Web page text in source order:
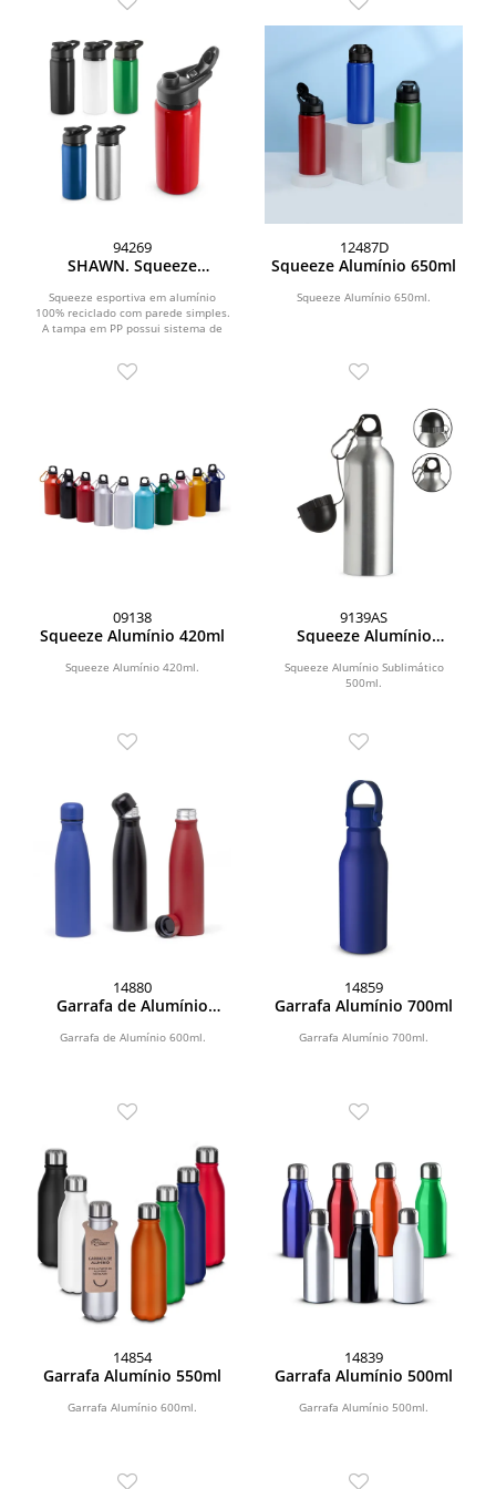
94269
SHAWN. Squeeze
100% reciclado com
parede simples (660 mL)
Squeeze esportiva em alumínio
100% reciclado com parede simples.
A tampa em PP possui sistema de
12487D
Squeeze Alumínio 650ml
Squeeze Alumínio 650ml.
09138
Squeeze Alumínio 420ml
Squeeze Alumínio 420ml.
9139AS
Squeeze Alumínio
Squeeze Alumínio Sublimático
500ml.
14880
Garrafa de Alumínio
Garrafa de Alumínio 600ml.
14859
Garrafa Alumínio 700ml
Garrafa Alumínio 700ml.
14854
Garrafa Alumínio 550ml
Garrafa Alumínio 600ml.
14839
Garrafa Alumínio 500ml
Garrafa Alumínio 500ml.